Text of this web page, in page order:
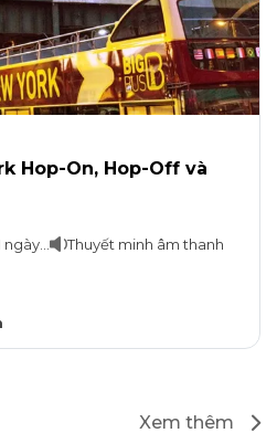
Hop-On, Hop-Off và
Thuyết minh âm thanh
Xem thêm